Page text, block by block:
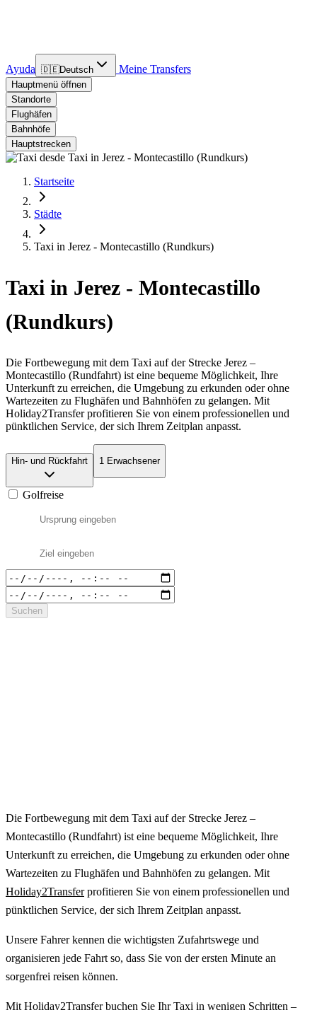
Ayuda 🇩🇪Deutsch Meine Transfers
Hauptmenü öffnen
Standorte
Flughäfen
Bahnhöfe
Hauptstrecken
Startseite
Städte
Taxi in Jerez - Montecastillo (Rundkurs)
Taxi in Jerez - Montecastillo
(Rundkurs)
Die Fortbewegung mit dem Taxi auf der Strecke Jerez –
Montecastillo (Rundfahrt) ist eine bequeme Möglichkeit, Ihre
Unterkunft zu erreichen, die Umgebung zu erkunden oder ohne
Wartezeiten zu Flughäfen und Bahnhöfen zu gelangen. Mit
Holiday2Transfer profitieren Sie von einem professionellen und
pünktlichen Service, der sich Ihrem Zeitplan anpasst.
Hin- und Rückfahrt 1 Erwachsener
Golfreise
Suchen
Die Fortbewegung mit dem Taxi auf der Strecke Jerez –
Montecastillo (Rundfahrt) ist eine bequeme Möglichkeit, Ihre
Unterkunft zu erreichen, die Umgebung zu erkunden oder ohne
Wartezeiten zu Flughäfen und Bahnhöfen zu gelangen. Mit
Holiday2Transferprofitieren Sie von einem professionellen und
pünktlichen Service, der sich Ihrem Zeitplan anpasst.
Unsere Fahrer kennen die wichtigsten Zufahrtswege und
organisieren jede Fahrt so, dass Sie von der ersten Minute an
sorgenfrei reisen können.
Mit Holiday2Transferbuchen Sie Ihr Taxi in wenigen Schritten –